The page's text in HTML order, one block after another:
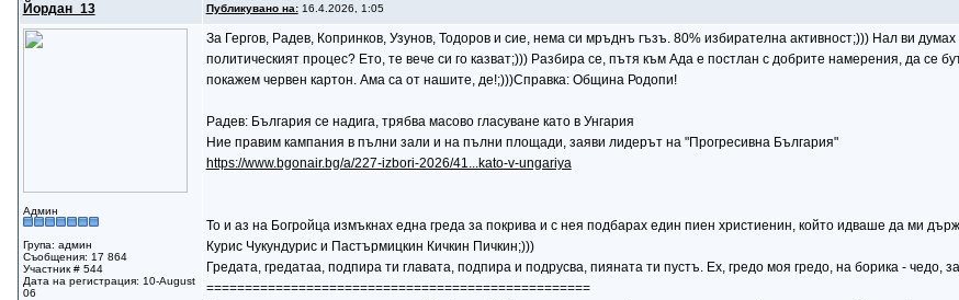
Йордан_13 Публикувано на:16.4.2026, 1:05
Админ
Група: админ
Съобщения: 17 864
Участник # 544
Дата на регистрация: 10-August
06
За Гергов, Радев, Копринков, Узунов, Тодоров и сие, нема си мръднъ гъзъ. 80% избирателна активност;))) Нал ви
политическият процес? Ето, те вече си го казват;))) Разбира се, пътя към Ада е постлан с добрите намерения, да се
покажем червен картон. Ама са от нашите, де!;)))Справка: Община Родопи!
Радев: България се надига, трябва масово гласуване като в Унгария
Ние правим кампания в пълни зали и на пълни площади, заяви лидерът на "Прогресивна България"
https://www.bgonair.bg/a/227-izbori-2026/41...kato-v-ungariya
То и аз на Богройца измъкнах една греда за покрива и с нея подбарах един пиен христиенин, който идваше да ми
Курис Чукундурис и Пастърмицкин Кичкин Пичкин;)))
Гредата, гредатаа, подпира ти главата, подпира и подрусва, пияната ти пустъ. Ех, гредо моя гредо, на борика -
==================================================